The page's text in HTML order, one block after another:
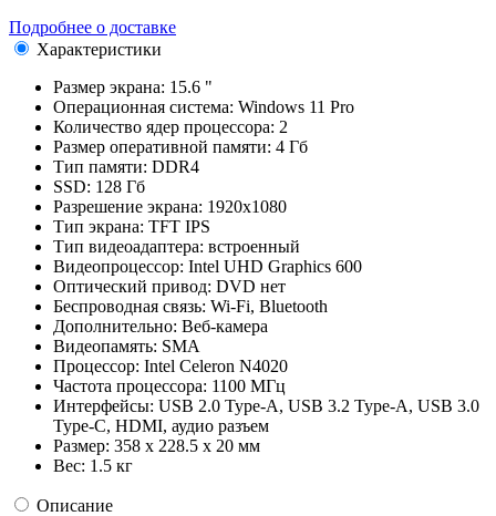
Подробнее о доставке
Характеристики
Размер экрана: 15.6 "
Операционная система: Windows 11 Pro
Количество ядер процессора: 2
Размер оперативной памяти: 4 Гб
Тип памяти: DDR4
SSD: 128 Гб
Разрешение экрана: 1920x1080
Тип экрана: TFT IPS
Тип видеоадаптера: встроенный
Видеопроцессор: Intel UHD Graphics 600
Оптический привод: DVD нет
Беспроводная связь: Wi-Fi, Bluetooth
Дополнительно: Веб-камера
Видеопамять: SMA
Процессор: Intel Celeron N4020
Частота процессора: 1100 МГц
Интерфейсы: USB 2.0 Type-A, USB 3.2 Type-A, USB 3.0
Type-C, HDMI, аудио разъем
Размер: 358 x 228.5 x 20 мм
Вес: 1.5 кг
Описание